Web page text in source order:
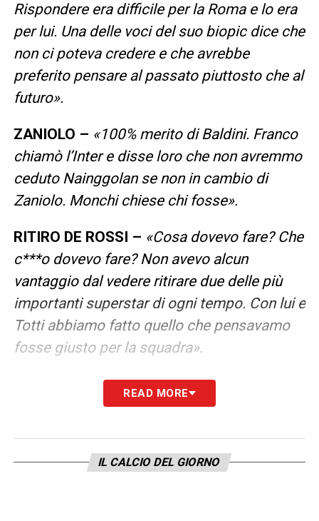
Rispondere era difficile per la Roma e lo era
per lui. Una delle voci del suo biopic dice che
non ci poteva credere e che avrebbe
preferito pensare al passato piuttosto che al
futuro».
ZANIOLO – «100% merito di Baldini. Franco
chiamò l’Inter e disse loro che non avremmo
ceduto Nainggolan se non in cambio di
Zaniolo. Monchi chiese chi fosse».
RITIRO DE ROSSI – «Cosa dovevo fare? Che
c***o dovevo fare? Non avevo alcun
vantaggio dal vedere ritirare due delle più
importanti superstar di ogni tempo. Con lui e
Totti abbiamo fatto quello che pensavamo
fosse giusto per la squadra».
LA PLAYLIST DELLE NOSTRE TOP NEWS
READ MORE
IL CALCIO DEL GIORNO